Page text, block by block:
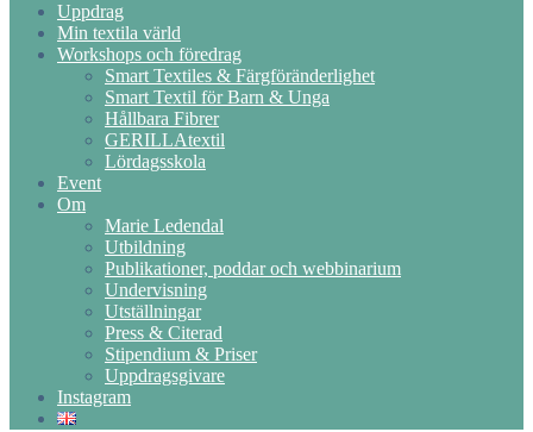
Uppdrag
Min textila värld
Workshops och föredrag
Smart Textiles & Färgföränderlighet
Smart Textil för Barn & Unga
Hållbara Fibrer
GERILLAtextil
Lördagsskola
Event
Om
Marie Ledendal
Utbildning
Publikationer, poddar och webbinarium
Undervisning
Utställningar
Press & Citerad
Stipendium & Priser
Uppdragsgivare
Instagram